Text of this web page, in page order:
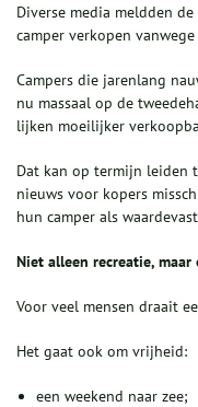
Diverse media meldden
camper verkopen
Campers die jarenlang
nu massaal op de
lijken moeilijker
Dat kan op termijn leiden
nieuws voor kopers
hun camper als
Niet alleen recreatie,
Voor veel mensen draait
Het gaat ook om vrijheid:
een weekend naar zee;